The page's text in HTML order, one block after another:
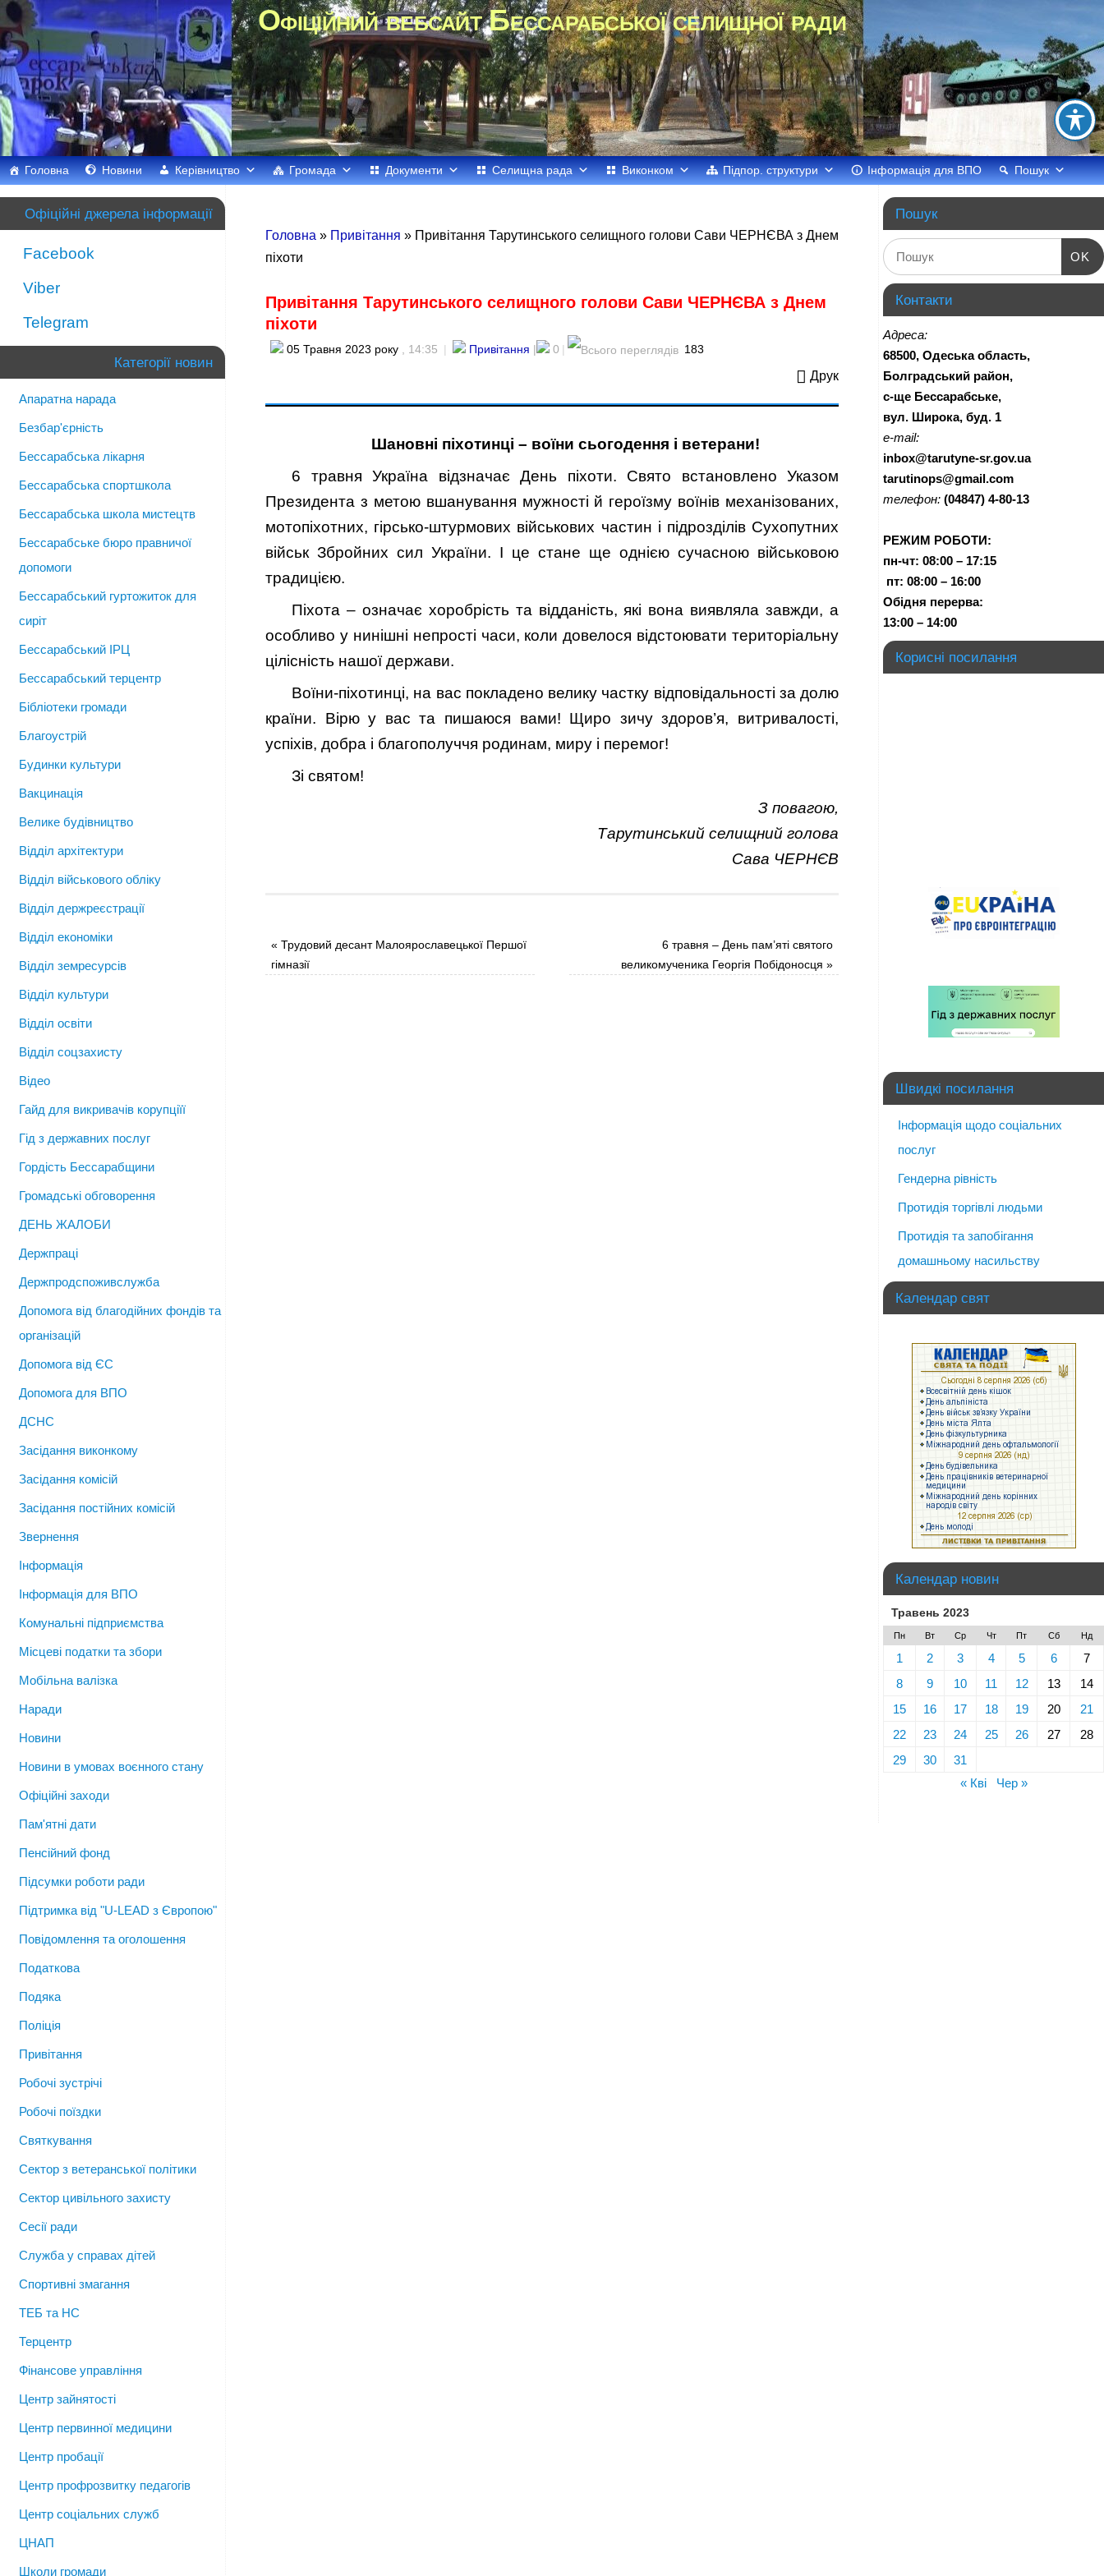
Офіційний вебсайт Бессарабської селищної ради
Головна Новини Керівництво Громада Документи Селищна рада Виконком Підпор. структури Інформація для ВПО Пошук
Головна » Привітання » Привітання Тарутинського селищного голови Сави ЧЕРНЄВА з Днем
піхоти
Привітання Тарутинського селищного голови Сави ЧЕРНЄВА з Днем
піхоти
05 Травня 2023 року , 14:35 | Привітання | 0 | 183
Друк
Шановні піхотинці – воїни сьогодення і ветерани!
6 травня Україна відзначає День піхоти. Свято встановлено Указом
Президента з метою вшанування мужності й героїзму воїнів механізованих,
мотопіхотних, гірсько-штурмових військових частин і підрозділів Сухопутних
військ Збройних сил України. І це стане ще однією сучасною військовою
традицією.
Піхота – означає хоробрість та відданість, які вона виявляла завжди, а
особливо у нинішні непрості часи, коли довелося відстоювати територіальну
цілісність нашої держави.
Воїни-піхотинці, на вас покладено велику частку відповідальності за долю
країни. Вірю у вас та пишаюся вами! Щиро зичу здоров’я, витривалості,
успіхів, добра і благополуччя родинам, миру і перемог!
Зі святом!
З повагою,
Тарутинський селищний голова
Сава ЧЕРНЄВ
« Трудовий десант Малоярославецької Першої
гімназії
6 травня – День пам’яті святого
великомученика Георгія Побідоносця»
Офіційні джерела інформації
Facebook
Viber
Telegram
Категорії новин
Апаратна нарада
Безбар'єрність
Бессарабська лікарня
Бессарабська спортшкола
Бессарабська школа мистецтв
Бессарабське бюро правничої
допомоги
Бессарабський гуртожиток для
сиріт
Бессарабський ІРЦ
Бессарабський терцентр
Бібліотеки громади
Благоустрій
Будинки культури
Вакцинація
Велике будівництво
Відділ архітектури
Відділ військового обліку
Відділ держреєстрації
Відділ економіки
Відділ земресурсів
Відділ культури
Відділ освіти
Відділ соцзахисту
Відео
Гайд для викривачів корупціїї
Гід з державних послуг
Гордість Бессарабщини
Громадські обговорення
ДЕНЬ ЖАЛОБИ
Держпраці
Держпродспоживслужба
Допомога від благодійних фондів та
організацій
Допомога від ЄС
Допомога для ВПО
ДСНС
Засідання виконкому
Засідання комісій
Засідання постійних комісій
Звернення
Інформація
Інформація для ВПО
Комунальні підприємства
Місцеві податки та збори
Мобільна валізка
Наради
Новини
Новини в умовах воєнного стану
Офіційні заходи
Пам'ятні дати
Пенсійний фонд
Підсумки роботи ради
Підтримка від "U-LEAD з Європою"
Повідомлення та оголошення
Податкова
Подяка
Поліція
Привітання
Робочі зустрічі
Робочі поїздки
Святкування
Сектор з ветеранської політики
Сектор цивільного захисту
Сесії ради
Служба у справах дітей
Спортивні змагання
ТЕБ та НС
Терцентр
Фінансове управління
Центр зайнятості
Центр первинної медицини
Центр пробації
Центр профрозвитку педагогів
Центр соціальних служб
ЦНАП
Школи громади
Пошук
OK
Контакти
Адреса:
68500, Одеська область,
Болградський район,
с-ще Бессарабське,
вул. Широка, буд. 1
e-mail:
inbox@tarutyne-sr.gov.ua
tarutinops@gmail.com
телефон: (04847) 4-80-13
РЕЖИМ РОБОТИ:
пн-чт: 08:00 – 17:15
пт: 08:00 – 16:00
Обідня перерва:
13:00 – 14:00
Корисні посилання
Швидкі посилання
Інформація щодо соціальних
послуг
Гендерна рівність
Протидія торгівлі людьми
Протидія та запобігання
домашньому насильству
Календар свят
Календар новин
Травень 2023
Пн Вт Ср Чт Пт Сб Нд
1 2 3 4 5 6
7
8
9 10 11 12 13
14
15
16 17 18 19 20
21
22
23 24 25 26 27
28
29
30
31
« Кві
Чер »